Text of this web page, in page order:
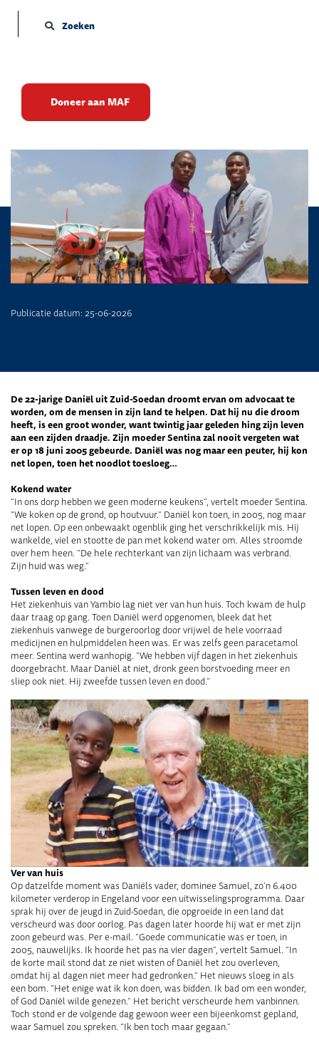
Zoeken
Doneer aan MAF
Ambulancevlucht door God
geleid
Publicatie datum: 25-06-2026
De 22-jarige Daniël uit Zuid-Soedan droomt ervan om advocaat te
worden, om de mensen in zijn land te helpen. Dat hij nu die droom
heeft, is een groot wonder, want twintig jaar geleden hing zijn leven
aan een zijden draadje. Zijn moeder Sentina zal nooit vergeten wat
er op 18 juni 2005 gebeurde. Daniël was nog maar een peuter, hij kon
net lopen, toen het noodlot toesloeg…
Kokend water
“In ons dorp hebben we geen moderne keukens”, vertelt moeder Sentina.
“We koken op de grond, op houtvuur.” Daniël kon toen, in 2005, nog maar
net lopen. Op een onbewaakt ogenblik ging het verschrikkelijk mis. Hij
wankelde, viel en stootte de pan met kokend water om. Alles stroomde
over hem heen. “De hele rechterkant van zijn lichaam was verbrand.
Zijn huid was weg.”
Tussen leven en dood
Het ziekenhuis van Yambio lag niet ver van hun huis. Toch kwam de hulp
daar traag op gang. Toen Daniël werd opgenomen, bleek dat het
ziekenhuis vanwege de burgeroorlog door vrijwel de hele voorraad
medicijnen en hulpmiddelen heen was. Er was zelfs geen paracetamol
meer. Sentina werd wanhopig. “We hebben vijf dagen in het ziekenhuis
doorgebracht. Maar Daniël at niet, dronk geen borstvoeding meer en
sliep ook niet. Hij zweefde tussen leven en dood.”
Ver van huis
Op datzelfde moment was Daniëls vader, dominee Samuel, zo’n 6.400
kilometer verderop in Engeland voor een uitwisselingsprogramma. Daar
sprak hij over de jeugd in Zuid-Soedan, die opgroeide in een land dat
verscheurd was door oorlog. Pas dagen later hoorde hij wat er met zijn
zoon gebeurd was. Per e-mail. “Goede communicatie was er toen, in
2005, nauwelijks. Ik hoorde het pas na vier dagen”, vertelt Samuel. “In
de korte mail stond dat ze niet wisten of Daniël het zou overleven,
omdat hij al dagen niet meer had gedronken.” Het nieuws sloeg in als
een bom. “Het enige wat ik kon doen, was bidden. Ik bad om een wonder,
of God Daniël wilde genezen.” Het bericht verscheurde hem vanbinnen.
Toch stond er de volgende dag gewoon weer een bijeenkomst gepland,
waar Samuel zou spreken. “Ik ben toch maar gegaan.”